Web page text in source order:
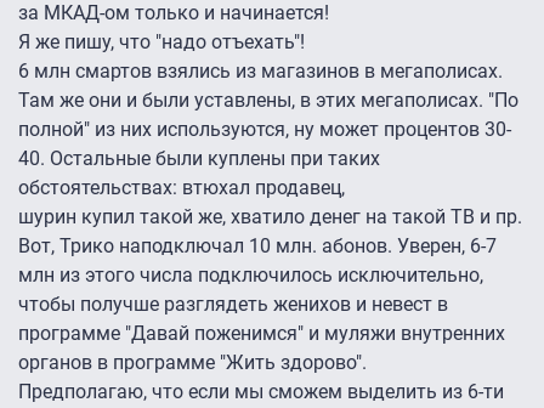
за МКАД-ом только и начинается!
Я же пишу, что "надо отъехать"!
6 млн смартов взялись из магазинов в мегаполисах.
Там же они и были уставлены, в этих мегаполисах. "По
полной" из них используются, ну может процентов 30-
40. Остальные были куплены при таких
обстоятельствах: втюхал продавец,
шурин купил такой же, хватило денег на такой ТВ и пр.
Вот, Трико наподключал 10 млн. абонов. Уверен, 6-7
млн из этого числа подключилось исключительно,
чтобы получше разглядеть женихов и невест в
программе "Давай поженимся" и муляжи внутренних
органов в программе "Жить здорово".
Предполагаю, что если мы сможем выделить из 6-ти